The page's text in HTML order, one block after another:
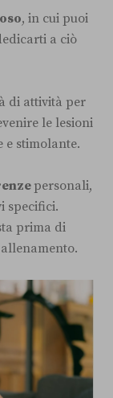
, in cui puoi
a ciò
di attività per
le lesioni
e stimolante.
personali,
specifici.
prima di